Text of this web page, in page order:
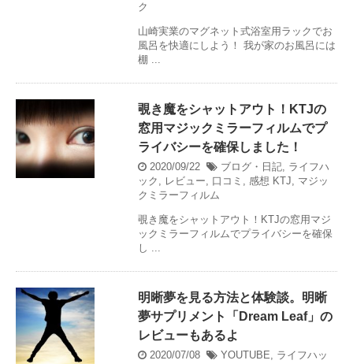
ク
山崎実業のマグネット式浴室用ラックでお
風呂を快適にしよう！ 我が家のお風呂には
棚 ...
覗き魔をシャットアウト！KTJの
窓用マジックミラーフィルムでプ
ライバシーを確保しました！
2020/09/22 ブログ・日記, ライフハ
ック , レビュー, 口コミ , 感想 KTJ, マジッ
クミラーフィルム
覗き魔をシャットアウト！KTJの窓用マジ
ックミラーフィルムでプライバシーを確保
し ...
明晰夢を見る方法と体験談。明晰
夢サプリメント「Dream Leaf」の
レビューもあるよ
2020/07/08 YOUTUBE, ライフハッ